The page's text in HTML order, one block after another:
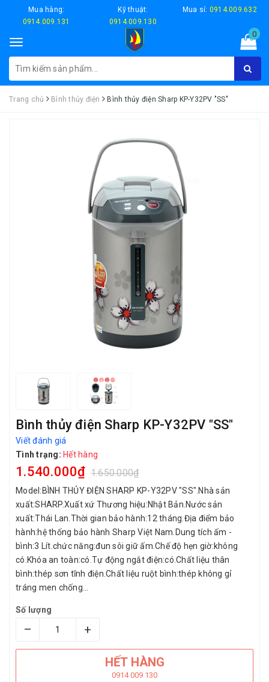
Mua hàng:
0914.009.131
Kỹ thuật:
0914.009.130
Mua sỉ: 0914.009.632
Toggle
navigation
0
Trang chủ Bình thủy điện Bình thủy điện Sharp KP-Y32PV "SS"
Bình thủy điện Sharp KP-Y32PV "SS"
Viết đánh giá
Tình trạng: Hết hàng
1.540.000₫ 1.650.000₫
Model:BÌNH THỦY ĐIỆN SHARP KP-Y32PV "SS".Nhà sản
xuất:SHARP.Xuất xứ Thương hiệu:Nhật Bản.Nước sản
xuất:Thái Lan.Thời gian bảo hành:12 tháng.Địa điểm bảo
hành:hệ thống bảo hành Sharp Việt Nam.Dung tích ấm -
bình:3 Lít.chức năng:đun sôi giữ ấm.Chế độ hẹn giờ:không
có.Khóa an toàn:có.Tự động ngắt điện:có.Chất liệu thân
bình:thép sơn tĩnh điện.Chất liệu ruột bình:thép không gỉ
tráng men chống...
Số lượng
– +
HẾT HÀNG
0914 009 130